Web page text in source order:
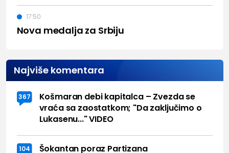
Nova medalja za Srbiju
17:50
Najviše komentara
367
Košmaran debi kapitalca – Zvezda se
vraća sa zaostatkom; "Da zaključimo o
Lukasenu..." VIDEO
104 Šokantan poraz Partizana